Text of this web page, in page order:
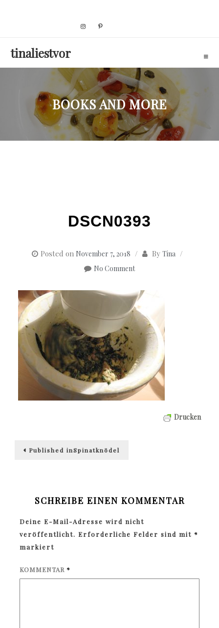
tinaliestvor
BOOKS AND MORE
DSCN0393
Posted on November 7, 2018 By Tina
No Comment
Drucken
Beitragsnavigation
Published inSpinatknödel
SCHREIBE EINEN KOMMENTAR
Deine E-Mail-Adresse wird nicht
veröffentlicht. Erforderliche Felder sind mit *
markiert
KOMMENTAR *